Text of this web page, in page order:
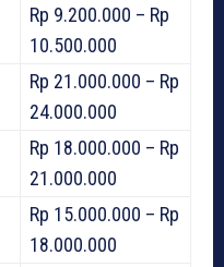
Rp 9.200.000 – Rp
10.500.000
Rp 21.000.000 – Rp
24.000.000
Rp 18.000.000 – Rp
21.000.000
Rp 15.000.000 – Rp
18.000.000